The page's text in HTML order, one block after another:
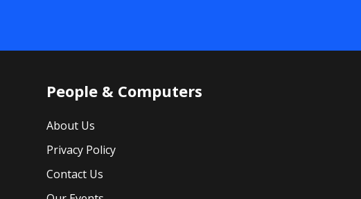
People & Computers
About Us
Privacy Policy
Contact Us